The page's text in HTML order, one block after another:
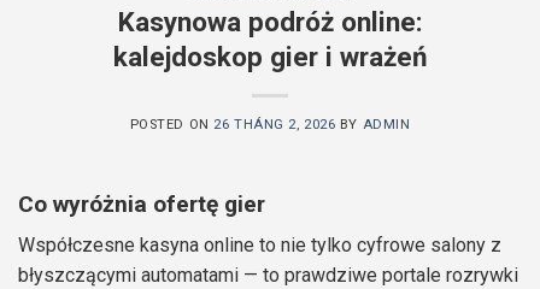
Kasynowa podróż online:
kalejdoskop gier i wrażeń
POSTED ON 26 THÁNG 2, 2026 BY ADMIN
Co wyróżnia ofertę gier
Współczesne kasyna online to nie tylko cyfrowe salony z
błyszczącymi automatami — to prawdziwe portale rozrywki